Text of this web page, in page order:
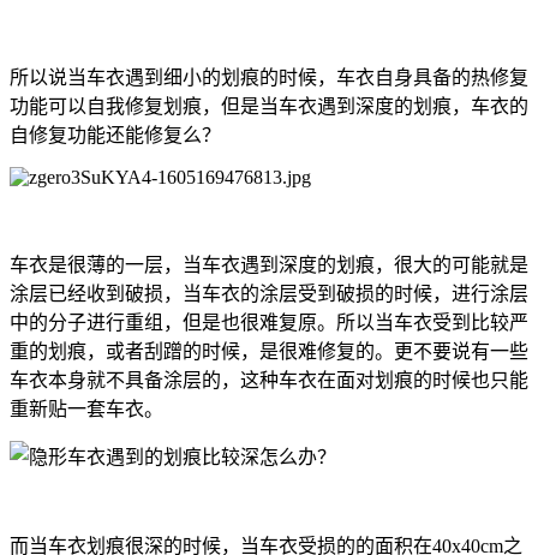
所以说当车衣遇到细小的划痕的时候，车衣自身具备的热修复
功能可以自我修复划痕，但是当车衣遇到深度的划痕，车衣的
自修复功能还能修复么？
车衣是很薄的一层，当车衣遇到深度的划痕，很大的可能就是
涂层已经收到破损，当车衣的涂层受到破损的时候，进行涂层
中的分子进行重组，但是也很难复原。所以当车衣受到比较严
重的划痕，或者刮蹭的时候，是很难修复的。更不要说有一些
车衣本身就不具备涂层的，这种车衣在面对划痕的时候也只能
重新贴一套车衣。
而当车衣划痕很深的时候，当车衣受损的的面积在40x40cm之